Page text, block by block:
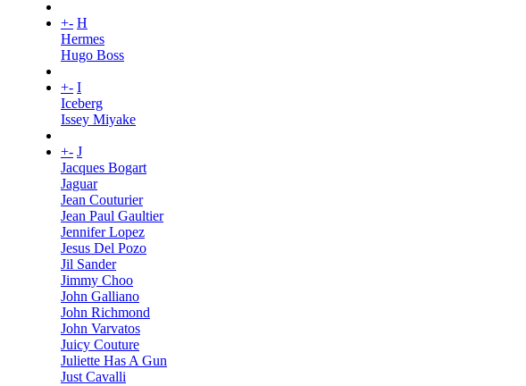
+- H
Hermes
Hugo Boss
+- I
Iceberg
Issey Miyake
+- J
Jacques Bogart
Jaguar
Jean Couturier
Jean Paul Gaultier
Jennifer Lopez
Jesus Del Pozo
Jil Sander
Jimmy Choo
John Galliano
John Richmond
John Varvatos
Juicy Couture
Juliette Has A Gun
Just Cavalli